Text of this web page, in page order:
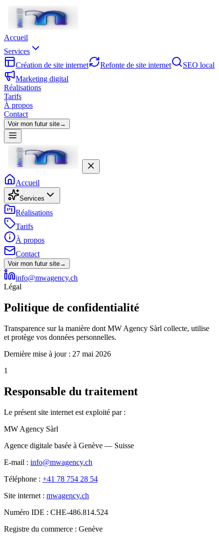
Accueil
Services
Création de site internet
Refonte de site internet
SEO local
Marketing digital
Réalisations
Tarifs
À propos
Contact
Voir mon futur site→
Accueil
Services
Réalisations
Tarifs
À propos
Contact
Voir mon futur site→
info@mwagency.ch
Légal
Politique de confidentialité
Transparence sur la manière dont MW Agency Sàrl collecte, utilise
et protège vos données personnelles.
Dernière mise à jour : 27 mai 2026
1
Responsable du traitement
Le présent site internet est exploité par :
MW Agency Sàrl
Agence digitale basée à Genève — Suisse
E-mail : info@mwagency.ch
Téléphone : +41 78 754 28 54
Site internet : mwagency.ch
Numéro IDE : CHE-486.814.524
Registre du commerce : Genève